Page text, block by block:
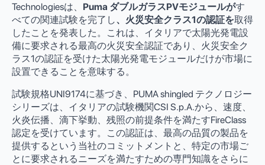
Technologiesは、 Puma ダブルガラスPVモジュールがす
べての関連試験を完了し、火災安全クラス1の認証を取得
したことを発表した。これは、イタリアで太陽光発電設
備に要求される最高の火災安全認証であり、火災安全ク
ラス1の認証を受けた太陽光発電モジュールだけが市場に
設置できることを意味する。
試験規格UNI9174に基づき、PUMA shingled テクノロジー
シリーズは、イタリアの試験機関CSI S.p.A.から、速度、
火炎伝播、滴下挙動、残照の前提条件を満たすFireClass
認定を受けています。この認証は、最高の品質の製品を
提供するという当社のコミットメントと、特定の市場ご
とに要求されるニーズを満たすための専門知識をさらに